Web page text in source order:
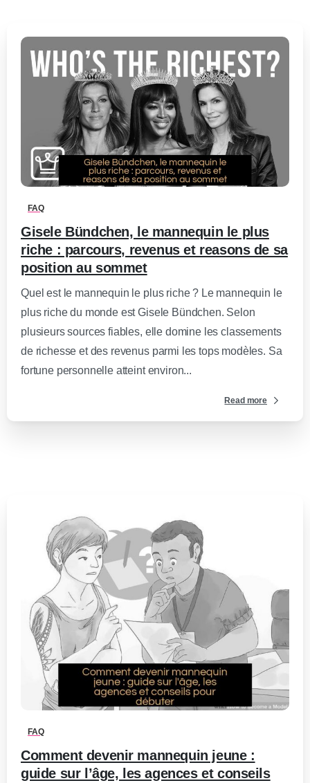
0 -
FAQ
Gisele Bündchen, le mannequin le plus
riche : parcours, revenus et reasons de sa
position au sommet
Quel est le mannequin le plus riche ? Le mannequin le
plus riche du monde est Gisele Bündchen. Selon
plusieurs sources fiables, elle domine les classements
de richesse et des revenus parmi les tops modèles. Sa
fortune personnelle atteint environ...
Read more
0
FAQ
Comment devenir mannequin jeune :
guide sur l’âge, les agences et conseils